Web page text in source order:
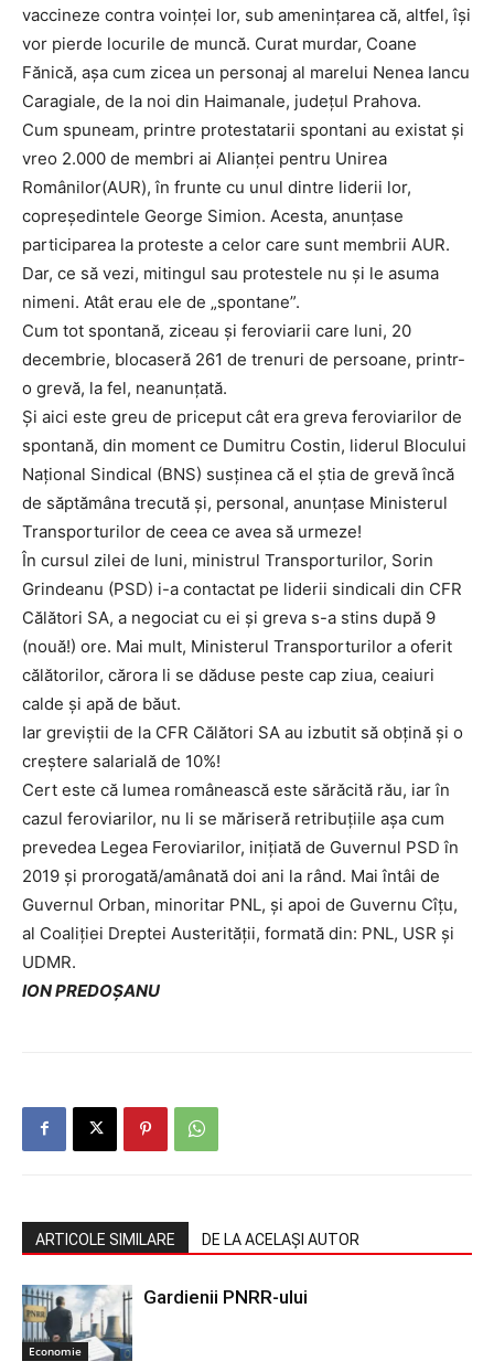
vaccineze contra voinței lor, sub amenințarea că, altfel, își
vor pierde locurile de muncă. Curat murdar, Coane
Fănică, așa cum zicea un personaj al marelui Nenea Iancu
Caragiale, de la noi din Haimanale, județul Prahova.
Cum spuneam, printre protestatarii spontani au existat și
vreo 2.000 de membri ai Alianței pentru Unirea
Românilor(AUR), în frunte cu unul dintre liderii lor,
copreședintele George Simion. Acesta, anunțase
participarea la proteste a celor care sunt membrii AUR.
Dar, ce să vezi, mitingul sau protestele nu și le asuma
nimeni. Atât erau ele de „spontane”.
Cum tot spontană, ziceau și feroviarii care luni, 20
decembrie, blocaseră 261 de trenuri de persoane, printr-
o grevă, la fel, neanunțată.
Și aici este greu de priceput cât era greva feroviarilor de
spontană, din moment ce Dumitru Costin, liderul Blocului
Național Sindical (BNS) susținea că el știa de grevă încă
de săptămâna trecută și, personal, anunțase Ministerul
Transporturilor de ceea ce avea să urmeze!
În cursul zilei de luni, ministrul Transporturilor, Sorin
Grindeanu (PSD) i-a contactat pe liderii sindicali din CFR
Călători SA, a negociat cu ei și greva s-a stins după 9
(nouă!) ore. Mai mult, Ministerul Transporturilor a oferit
călătorilor, cărora li se dăduse peste cap ziua, ceaiuri
calde și apă de băut.
Iar greviștii de la CFR Călători SA au izbutit să obțină și o
creștere salarială de 10%!
Cert este că lumea românească este sărăcită rău, iar în
cazul feroviarilor, nu li se măriseră retribuțiile așa cum
prevedea Legea Feroviarilor, inițiată de Guvernul PSD în
2019 și prorogată/amânată doi ani la rând. Mai întâi de
Guvernul Orban, minoritar PNL, și apoi de Guvernu Cîțu,
al Coaliției Dreptei Austerității, formată din: PNL, USR și
UDMR.
ION PREDOȘANU
ARTICOLE SIMILARE DE LA ACELAȘI AUTOR
Economie
Gardienii PNRR-ului